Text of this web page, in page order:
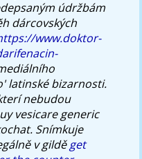
údržbám
dárcovských
www.doktor-
latinské bizarnosti.
nebudou
vesicare generic
Snímkuje
v gilděget